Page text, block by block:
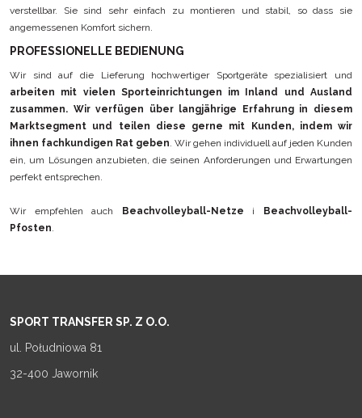
verstellbar. Sie sind sehr einfach zu montieren und stabil, so dass sie
angemessenen Komfort sichern.
PROFESSIONELLE BEDIENUNG
Wir sind auf die Lieferung hochwertiger Sportgeräte spezialisiert und
arbeiten mit vielen Sporteinrichtungen im Inland und Ausland
zusammen. Wir verfügen über langjährige Erfahrung in diesem
Marktsegment und teilen diese gerne mit Kunden, indem wir
ihnen fachkundigen Rat geben. Wir gehen individuell auf jeden Kunden
ein, um Lösungen anzubieten, die seinen Anforderungen und Erwartungen
perfekt entsprechen.
Wir empfehlen auch Beachvolleyball-Netze i
Beachvolleyball-
Pfosten.
SPORT TRANSFER SP. Z O.O.
ul. Południowa 81
32-400 Jawornik